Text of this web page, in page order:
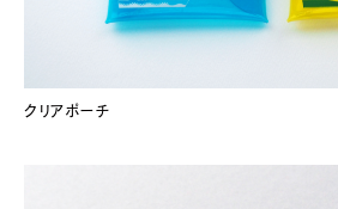
クリアポーチ